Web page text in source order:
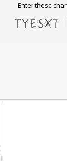
Enter these